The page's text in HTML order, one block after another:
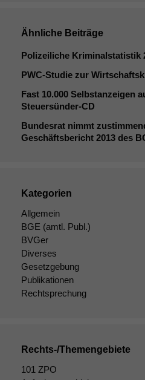
Ähnliche Beiträge
Polizeiliche Kriminalstatistik
PWC-Studie zur
Fast 10.000 Selbstanzeigen
Steuersünder-CD
Bundesrat nimmt
Geschäftsbericht 2013 des
Kategorien
Allgemein
BGE (amtl. Publ.)
BVGer
Diverses
Gesetzgebung
Publikationen
Rechtsprechung
Rechts-/Themengebiete
101 ZPO